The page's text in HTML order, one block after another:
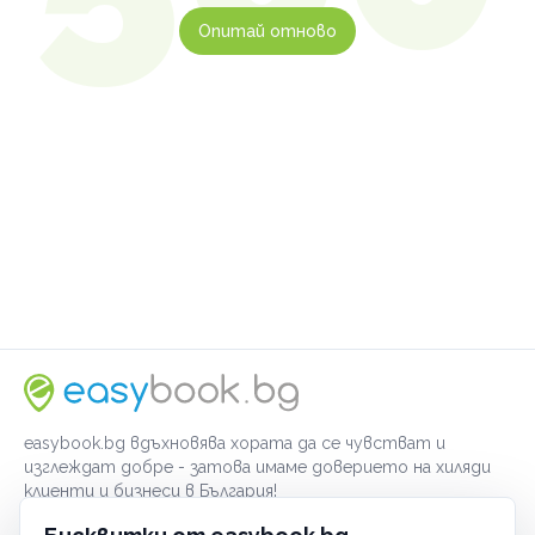
Опитай отново
easybook.bg вдъхновява хората да се чувстват и
изглеждат добре - затова имаме доверието на хиляди
клиенти и бизнеси в България!